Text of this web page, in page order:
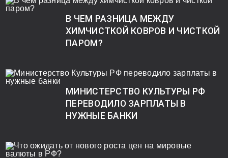
В ЧЕМ РАЗНИЦА МЕЖДУ
ХИМЧИСТКОЙ КОВРОВ И ЧИСТКОЙ
ПАРОМ?
МИНИСТЕРСТВО КУЛЬТУРЫ РФ
ПЕРЕВОДИЛО ЗАРПЛАТЫ В
НУЖНЫЕ БАНКИ